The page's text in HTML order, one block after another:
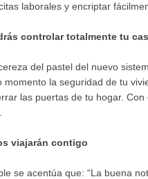
laborales y encriptar
controlar totalmente tu
del pastel del nuevo
momento la seguridad de tu
las puertas de tu hogar.
viajarán contigo
se acentúa que: “La buena